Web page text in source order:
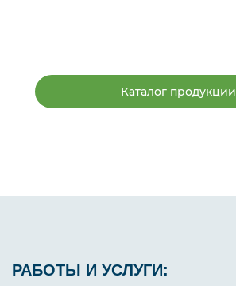
Каталог продукции
РАБОТЫ И УСЛУГИ: